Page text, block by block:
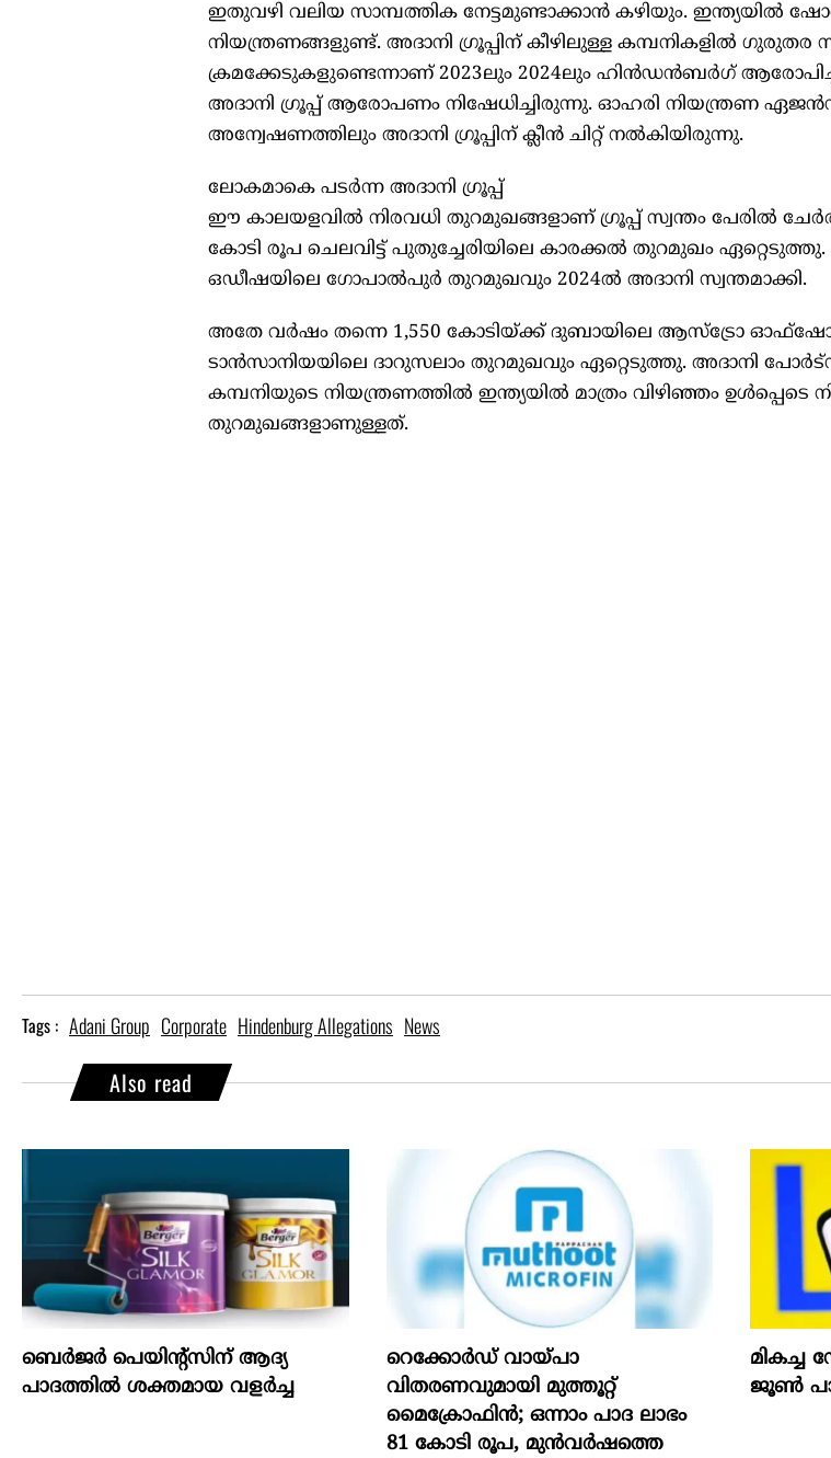
ഇതുവഴി വലിയ സാമ്പത്തിക നേട്ടമുണ്ടാക്കാൻ കഴിയും. ഇന്ത്യയിൽ
നിയന്ത്രണങ്ങളുണ്ട്. അദാനി ഗ്രൂപ്പിന് കീഴിലുള്ള കമ്പനികളിൽ ഗുരുതര
ക്രമക്കേടുകളുണ്ടെന്നാണ് 2023ലും 2024ലും ഹിൻഡൻബർഗ്
അദാനി ഗ്രൂപ്പ് ആരോപണം നിഷേധിച്ചിരുന്നു. ഓഹരി നിയന്ത്രണ
അന്വേഷണത്തിലും അദാനി ഗ്രൂപ്പിന് ക്ലീൻ ചിറ്റ് നൽകിയിരുന്നു.
ലോകമാകെ പടർന്ന അദാനി ഗ്രൂപ്പ്
ഈ കാലയളവിൽ നിരവധി തുറമുഖങ്ങളാണ് ഗ്രൂപ്പ് സ്വന്തം പേരിൽ
കോടി രൂപ ചെലവിട്ട് പുതുച്ചേരിയിലെ കാരക്കൽ തുറമുഖം ഏറ്റെടുത്തു.
ഒഡീഷയിലെ ഗോപാൽപുർ തുറമുഖവും 2024ൽ അദാനി സ്വന്തമാക്കി.
അതേ വർഷം തന്നെ 1,550 കോടിയ്ക്ക് ദുബായിലെ ആസ്ട്രോ
ടാൻസാനിയയിലെ ദാറുസലാം തുറമുഖവും ഏറ്റെടുത്തു. അദാനി
കമ്പനിയുടെ നിയന്ത്രണത്തിൽ ഇന്ത്യയിൽ മാത്രം വിഴിഞ്ഞം ഉൾപ്പെടെ
തുറമുഖങ്ങളാണുള്ളത്.
Tags : Adani Group Corporate Hindenburg Allegations News
Also read
ബെർജർ പെയിന്റ്സിന് ആദ്യ
പാദത്തിൽ ശക്തമായ വളർച്ച
റെക്കോർഡ് വായ്പാ
വിതരണവുമായി മുത്തൂറ്റ്
മൈക്രോഫിൻ; ഒന്നാം പാദ ലാഭം
81 കോടി രൂപ, മുൻവർഷത്തെ
മികച്ച
ജൂൺ